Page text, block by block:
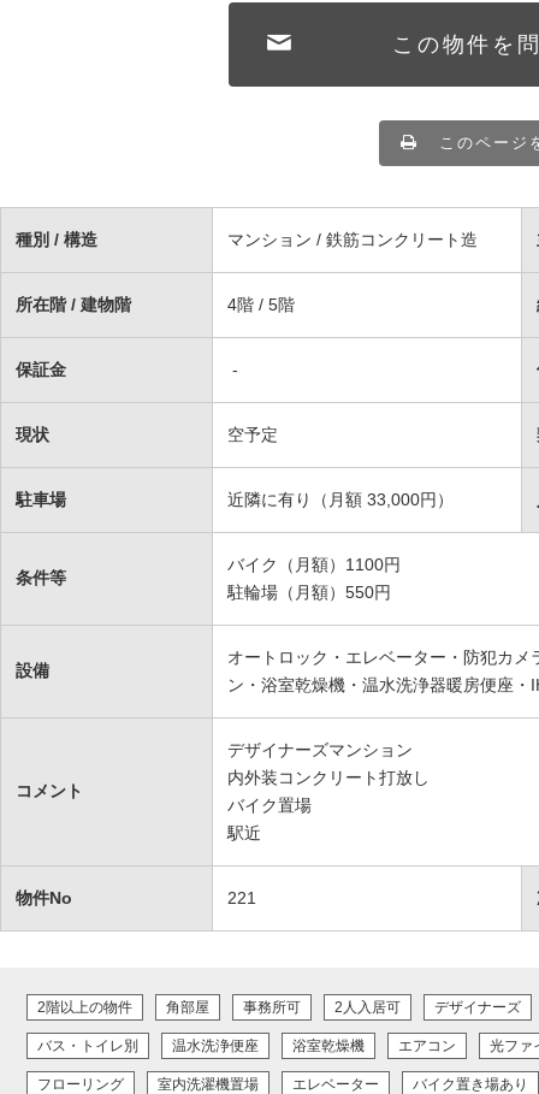
この物件を
このページ
種別 / 構造 マンション / 鉄筋コンクリート造
所在階 / 建物階 4階 / 5階
保証金 -
現状 空予定
駐車場 近隣に有り（月額 33,000円）
条件等
バイク（月額）1100円
駐輪場（月額）550円
設備
オートロック・エレベーター・防犯カ
ン・浴室乾燥機・温水洗浄器暖房便座・
コメント
デザイナーズマンション
内外装コンクリート打放し
バイク置場
駅近
物件No 221
2階以上の物件 角部屋 事務所可 2人入居可 デザイナーズ
バス・トイレ別 温水洗浄便座 浴室乾燥機 エアコン 光ファ
フローリング 室内洗濯機置場 エレベーター バイク置き場あり